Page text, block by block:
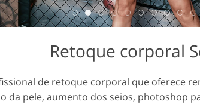
de
Dados de Treinamento de
IA
Serviços
Retoque corporal
de retoque corporal que oferece
da pele, aumento dos seios, photoshop